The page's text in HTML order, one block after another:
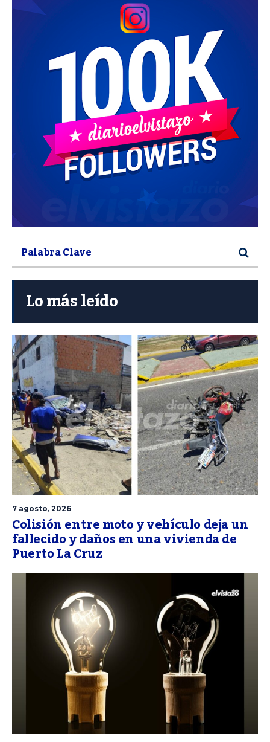
Lo más leído
7 agosto, 2026
Colisión entre moto y vehículo deja un
fallecido y daños en una vivienda de
Puerto La Cruz